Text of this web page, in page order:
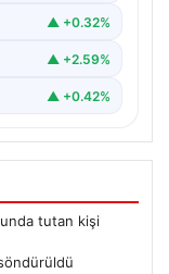
▲ +0.32%
▲ +2.59%
▲ +0.42%
tutan kişi